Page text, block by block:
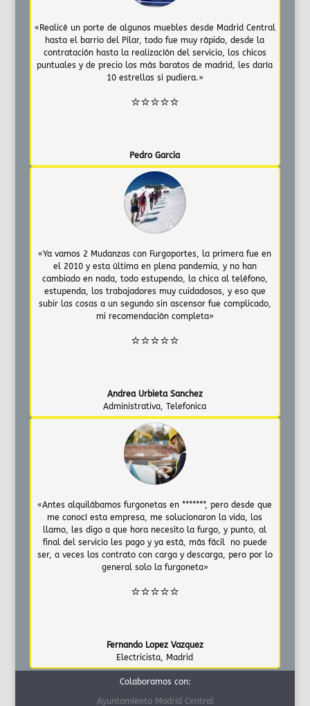
«Realicé un porte de algunos muebles desde Madrid Central
hasta el barrio del Pilar, todo fue muy rápido, desde la
contratación hasta la realizacIón del servicio, los chicos
puntuales y de precio los más baratos de madrid, les daría
10 estrellas si pudiera.»
⭐⭐⭐⭐⭐
Pedro Garcia
«Ya vamos 2 Mudanzas con Furgoportes, la primera fue en
el 2010 y esta última en plena pandemia, y no han
cambiado en nada, todo estupendo, la chica al teléfono,
estupenda, los trabajadores muy cuidadosos, y eso que
subir las cosas a un segundo sin ascensor fue complicado,
mi recomendación completa»
⭐⭐⭐⭐⭐
Andrea Urbieta Sanchez
Administrativa, Telefonica
«Antes alquilábamos furgonetas en *******, pero desde que
me conocí esta empresa, me solucionaron la vida, los
llamo, les digo a que hora necesito la furgo, y punto, al
final del servicio les pago y ya está, más fácil no puede
ser, a veces los contrato con carga y descarga, pero por lo
general solo la furgoneta»
⭐⭐⭐⭐⭐
Fernando Lopez Vazquez
Electricista, Madrid
Colaboramos con:
Ayuntamiento Madrid Central